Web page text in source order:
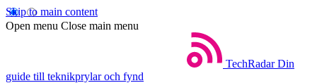
Skip to main content
Open menu Close main menu
TechRadar Din
guide till teknikprylar och fynd